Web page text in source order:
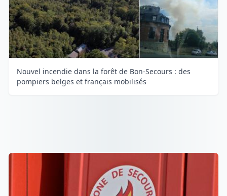
Nouvel incendie dans la forêt de Bon-Secours : des
pompiers belges et français mobilisés